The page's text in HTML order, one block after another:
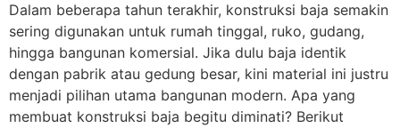
Dalam beberapa tahun terakhir, konstruksi baja semakin
sering digunakan untuk rumah tinggal, ruko, gudang,
hingga bangunan komersial. Jika dulu baja identik
dengan pabrik atau gedung besar, kini material ini justru
menjadi pilihan utama bangunan modern. Apa yang
membuat konstruksi baja begitu diminati? Berikut